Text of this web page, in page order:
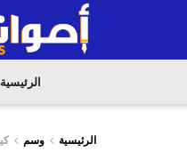
الرئيسية
الرئيسية وسم